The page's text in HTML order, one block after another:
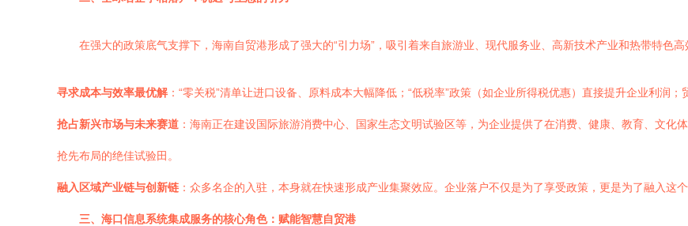
在强大的政策底气支撑下，海南自贸港形成了强大的“引力场”，吸引着来自旅游业、现代服务业、高新技术产业和热带特色高
寻求成本与效率最优解：“零关税”清单让进口设备、原料成本大幅降低；“低税率”政策（如企业所得税优惠）直接提升企业利润；
抢占新兴市场与未来赛道 ：海南正在建设国际旅游消费中心、国家生态文明试验区等，为企业提供了在消费、健康、教育、文
抢先布局的绝佳试验田。
融入区域产业链与创新链 ：众多名企的入驻，本身就在快速形成产业集聚效应。企业落户不仅是为了享受政策，更是为了融入这
三、海口信息系统集成服务的核心角色：赋能智慧自贸港